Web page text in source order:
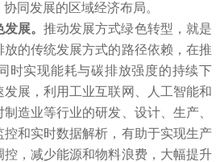
同发展的区域经济布局。
展。 推动发展方式绿色转型，就是
的传统发展方式的路径依赖，在推
时实现能耗与碳排放强度的持续下
发展，利用工业互联网、人工智能和
造业等行业的研发、设计、生产、
和实时数据解析，有助于实现生产
，减少能源和物料浪费，大幅提升